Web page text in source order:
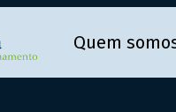
Quem